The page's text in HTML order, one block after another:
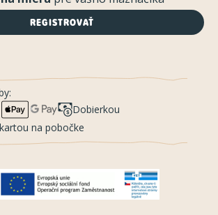
REGISTROVAŤ
Dobierkou
na pobočke